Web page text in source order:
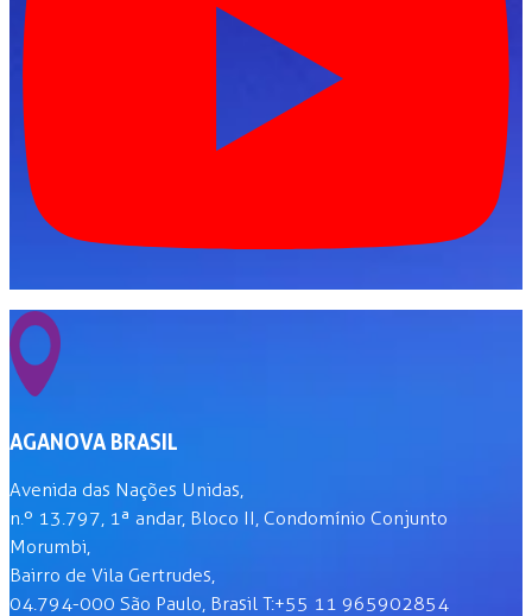
AGANOVA BRASIL
Avenida das Nações Unidas,
n.º 13.797, 1ª andar, Bloco II, Condomínio Conjunto
Morumbi,
Bairro de Vila Gertrudes,
04.794-000 São Paulo, Brasil T:+55 11 965902854